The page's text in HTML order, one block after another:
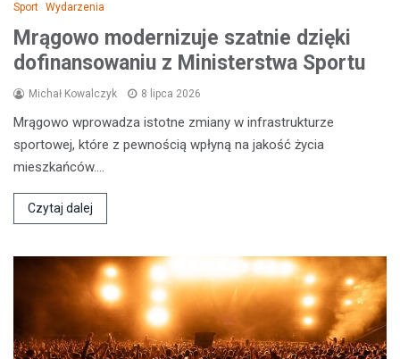
Sport Wydarzenia
Mrągowo modernizuje szatnie dzięki
dofinansowaniu z Ministerstwa Sportu
Michał Kowalczyk 8 lipca 2026
Mrągowo wprowadza istotne zmiany w infrastrukturze
sportowej, które z pewnością wpłyną na jakość życia
mieszkańców.…
Czytaj dalej